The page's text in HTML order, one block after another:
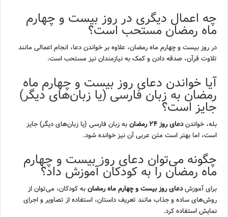
چه اعمال دیگری در روز بیست و چهارم
ماه رمضان مستحب است؟
در روز بیست و چهارم ماه رمضان، علاوه بر خواندن دعا، انجام اعمالی مانند
تلاوت قرآن، صدقه دادن و کمک به نیازمندان نیز مستحب است.
آیا خواندن دعای روز بیست و چهارم ماه
رمضان به زبان فارسی (یا زبان‌های دیگر)
جایز است؟
بله، خواندندعای روز ۲۴ رمضان
به زبان فارسی (یا زبان‌های دیگر) جایز
است، اما بهتر است متن عربی آن نیز خوانده شود.
چگونه می‌توان دعای روز بیست و چهارم
ماه رمضان را به کودکان آموزش داد؟
برای آموزشدعای روز بیست و چهارم ماه رمضانبه کودکان، می‌توان از
روش‌های ساده و جذاب مانند تعریف داستان، استفاده از تصاویر و اجرای
نمایش استفاده کرد.